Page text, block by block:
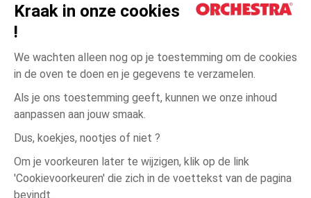
Kraak in onze cookies
!
We wachten alleen nog op je toestemming om de cookies
in de oven te doen en je gegevens te verzamelen.
Als je ons toestemming geeft, kunnen we onze inhoud
aanpassen aan jouw smaak.
Dus, koekjes, nootjes of niet ?
Om je voorkeuren later te wijzigen, klik op de link
'Cookievoorkeuren' die zich in de voettekst van de pagina
bevindt.
Roze Roze
één
Algemene verkoopsvoorwaarden
Wettelijke bepalingen
Persoonsgegevens